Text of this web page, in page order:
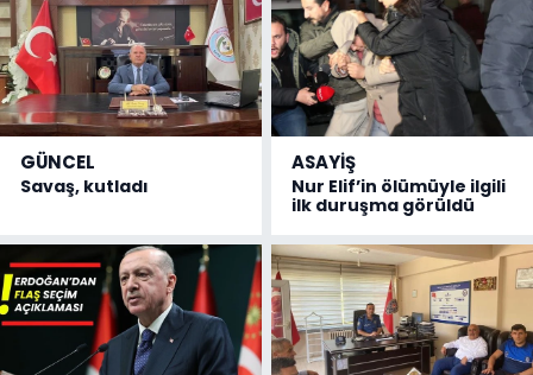
GÜNCEL
Savaş, kutladı
ASAYİŞ
Nur Elif’in ölümüyle ilgili
ilk duruşma görüldü